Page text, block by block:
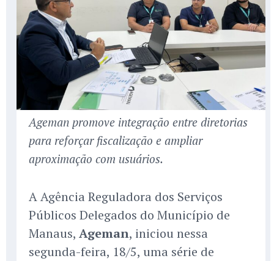
Ageman promove integração entre diretorias
para reforçar fiscalização e ampliar
aproximação com usuários.
A Agência Reguladora dos Serviços
Públicos Delegados do Município de
Manaus, Ageman, iniciou nessa
segunda-feira, 18/5, uma série de